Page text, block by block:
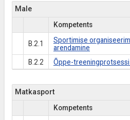
Male
Kompetents
B.2.1
Sportimise
arendamine
B.2.2 Õppe-treeningprotsessi
Matkasport
Kompetents